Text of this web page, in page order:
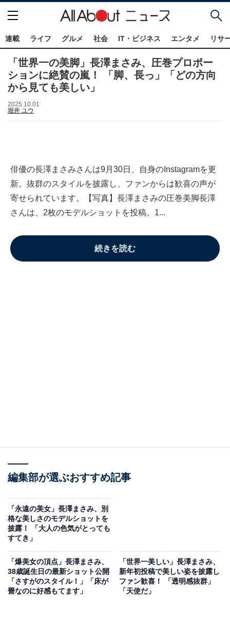
連載 ライフ グルメ 社会 IT・ビジネス エンタメ リサ
「世界一の美脚」長澤まさみ、圧巻プロポー
ションに絶賛の嵐！ 「脚、長っ」「どの方向
から見ても美しい」
2025.10.01
堀井 ユウ
俳優の長澤まさみさんは9月30日、自身のInstagramを更
新。抜群のスタイルを披露し、ファンからは歓喜の声が
寄せられています。【写真】長澤まさみの圧巻美脚長澤
さんは、2枚のモデルショットを投稿。1...
続きを読む
編集部が選ぶおすすめ記事
「永遠の美女」長澤まさみ、別
格な美しさのモデルショットを
披露！ 「大人の色気がとっても
すてき」
「爆美女の頂点」長澤まさみ、
38歳誕生日の最新ショット公開
「さすがのスタイル！」「床が
畳なのに好感もてます」
「世界一美しい」長澤まさみ、
新年初投稿で美しい姿を披露し
ファン歓喜！ 「透明感抜群」
「天使だ」